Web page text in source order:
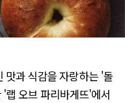
맛과 식감을 자랑하는 '돌
랩 오브 파리바게뜨'에서